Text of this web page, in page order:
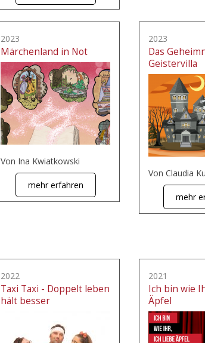
2023
Märchenland in Not
Von Ina Kwiatkowski
mehr erfahren
2023
Das
Geistervilla
Von Claudia
mehr
2022
Taxi Taxi - Doppelt leben
hält besser
2021
Ich bin wie
Äpfel